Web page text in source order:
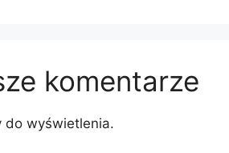
komentarze
do wyświetlenia.